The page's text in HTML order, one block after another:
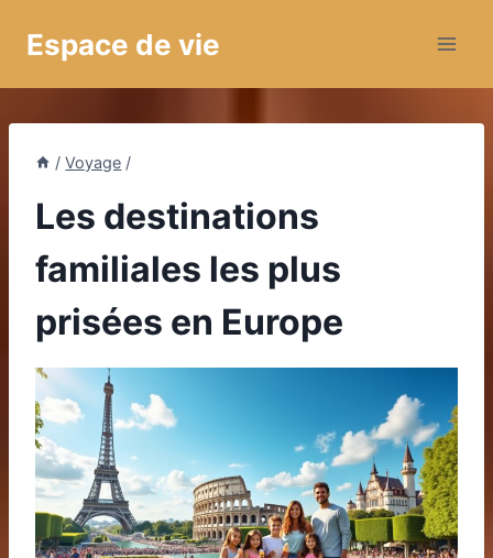
Espace de vie
/ Voyage /
Les destinations
familiales les plus
prisées en Europe